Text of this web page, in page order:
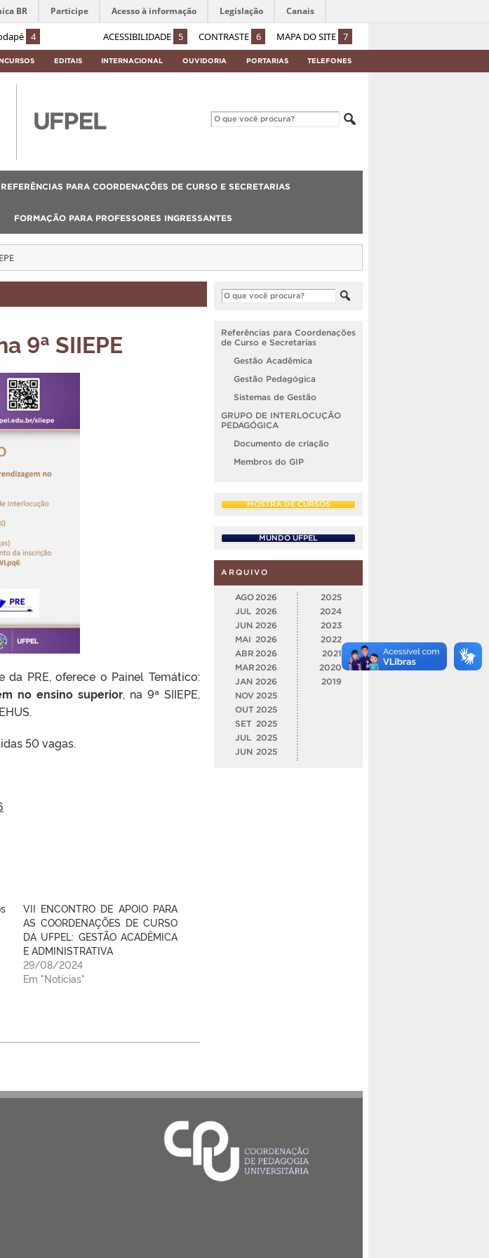
4 ACESSIBILIDADE 5 CONTRASTE 6 MAPA DO SITE 7
BR Participe Acesso à informação Legislação Canais
EDITAIS INTERNACIONAL OUVIDORIA PORTARIAS TELEFONES
REFERÊNCIAS PARA COORDENAÇÕES DE CURSO E SECRETARIAS
FORMAÇÃO PARA PROFESSORES INGRESSANTES
9ª SIIEPE
PRE, oferece o Painel Temático:
no ensino superior, na 9ª SIIEPE,
50 vagas.
VII ENCONTRO DE APOIO PARA
AS COORDENAÇÕES DE CURSO
DA UFPEL: GESTÃO ACADÊMICA
E ADMINISTRATIVA
29/08/2024
Em "Notícias"
Referências para Coordenações
de Curso e Secretarias
Gestão Acadêmica
Gestão Pedagógica
Sistemas de Gestão
GRUPO DE INTERLOCUÇÃO
PEDAGÓGICA
Documento de criação
Membros do GIP
MOSTRA DE CURSOS
MUNDO UFPEL
ARQUIVO
AGO 2026
JUL 2026
JUN 2026
MAI
2026
ABR 2026
MAR 2026
JAN 2026
NOV 2025
OUT 2025
SET 2025
JUL
2025
JUN 2025
2025
2024
2023
2022
2021
2020
2019